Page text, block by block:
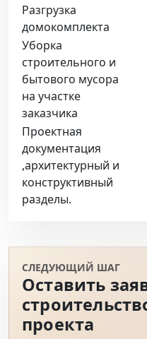
Разгрузка
домокомплекта
Уборка
строительного и
бытового мусора
на участке
заказчика
Проектная
документация
,архитектурный и
конструктивный
разделы.
СЛЕДУЮЩИЙ ШАГ
Оставить
проекта